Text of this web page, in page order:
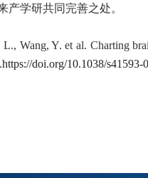
产学研共同完善之处。
Wang, Y. et al. Charting
https://doi.org/10.1038/s41593-